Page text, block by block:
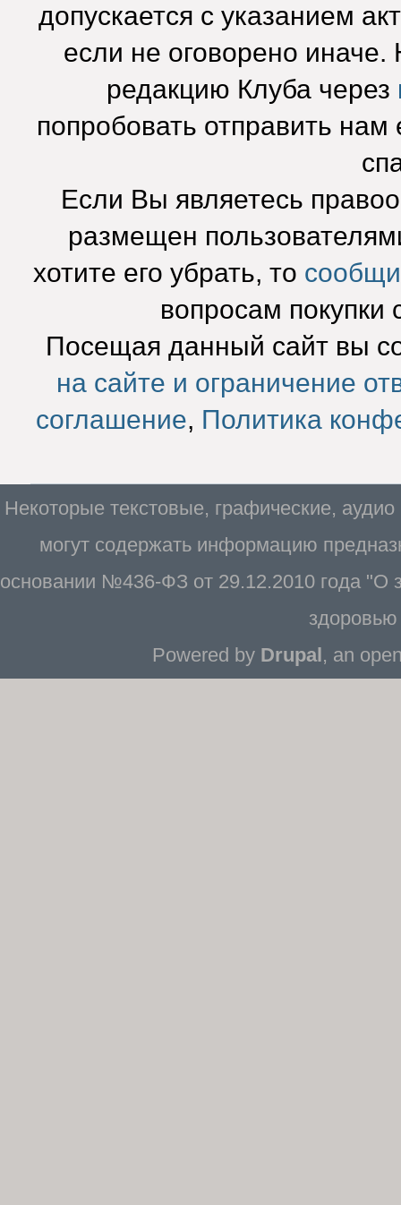
допускается с указанием
если не оговорено
редакцию Клуба через
попробовать отправить нам
Если Вы являетесь
размещен
хотите его убрать, то
вопросам покупки
Посещая данный сайт вы
на сайте и ограничение
соглашение, Политика
Некоторые текстовые, графические,
могут содержать информацию
основании №436-ФЗ от 29.12.2010 года "О
Powered by Drupal, an